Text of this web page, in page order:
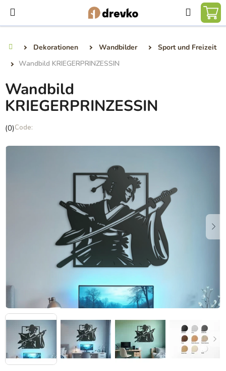
Inhalt
springen
Suchen
Dekorationen Wandbilder
Sport und Freizeit
Wandbild KRIEGERPRINZESSIN
Wandbild
KRIEGERPRINZESSIN
Die
Produktbewertung
(0)